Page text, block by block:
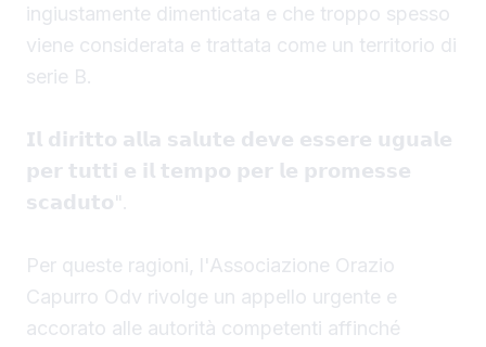
ingiustamente dimenticata e che troppo spesso
viene considerata e trattata come un territorio di
serie B.
𝗜𝗹 𝗱𝗶𝗿𝗶𝘁𝘁𝗼 𝗮𝗹𝗹𝗮 𝘀𝗮𝗹𝘂𝘁𝗲 𝗱𝗲𝘃𝗲 𝗲𝘀𝘀𝗲𝗿𝗲 𝘂𝗴𝘂𝗮𝗹𝗲
𝗽𝗲𝗿 𝘁𝘂𝘁𝘁𝗶 𝗲 𝗶𝗹 𝘁𝗲𝗺𝗽𝗼 𝗽𝗲𝗿 𝗹𝗲 𝗽𝗿𝗼𝗺𝗲𝘀𝘀𝗲
𝘀𝗰𝗮𝗱𝘂𝘁𝗼".
Per queste ragioni, l'Associazione Orazio
Capurro Odv rivolge un appello urgente e
accorato alle autorità competenti affinché